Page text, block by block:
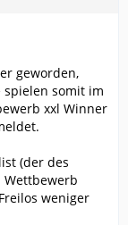
geworden,
spielen somit im
xxl Winner
(der des
weniger